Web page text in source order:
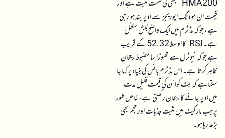
HMA200 سبھی کی سمت مثبت ہے اور
قیمت ان موونگ ایوریجز سے اوپر بند ہو رہی
ہے، جو کہ مڈ ٹرم میں ایک واضح بُلش سگنل
ہے۔ RSI کا اوسط 52.32 کے قریب
ہے جو کہ نیوٹرل سے تھوڑا سا مضبوط رجحان
ظاہر کرتا ہے۔ اس مڈ ٹرم بائس کی بنیاد پر کہا جا
سکتا ہے کہ بٹ کوائن کی قیمت قلیل مدت
میں اوپر جانے کا رجحان رکھتی ہے، خاص طور
پر جب مارکیٹ میں مثبت جذبات اور حجم بھی
بڑھ رہا ہو۔